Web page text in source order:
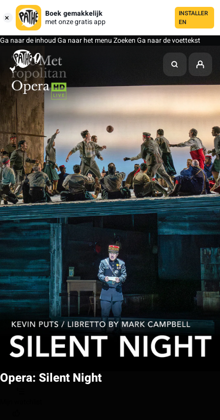
Boek gemakkelijk
met onze gratis app
INSTALLER
EN
Ga naar de inhoudGa naar het menuZoekenGa naar de voettekst
Opera: Silent Night